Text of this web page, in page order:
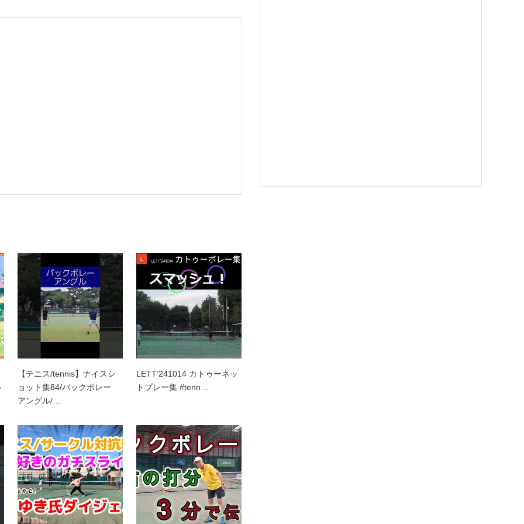
【テニス/tennis】ナイスシ
ョット集84/バックボレー
アングル/…
LETT’241014 カトゥーネッ
トプレー集 #tenn…